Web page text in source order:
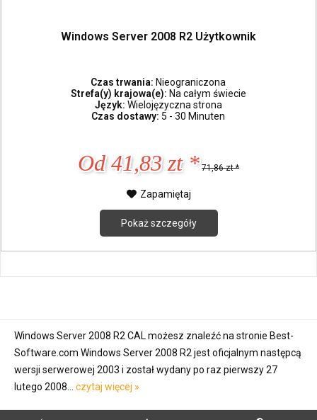
Windows Server 2008 R2 Użytkownik
Czas trwania: Nieograniczona
Strefa(y) krajowa(e): Na całym świecie
Język: Wielojęzyczna strona
Czas dostawy: 5 - 30 Minuten
Od 41,83 zt * 71,86 zt *
Zapamiętaj
Pokaż szczegóły
Windows Server 2008 R2 CAL możesz znaleźć na stronie Best-
Software.com Windows Server 2008 R2 jest oficjalnym następcą
wersji serwerowej 2003 i został wydany po raz pierwszy 27
lutego 2008... czytaj więcej »